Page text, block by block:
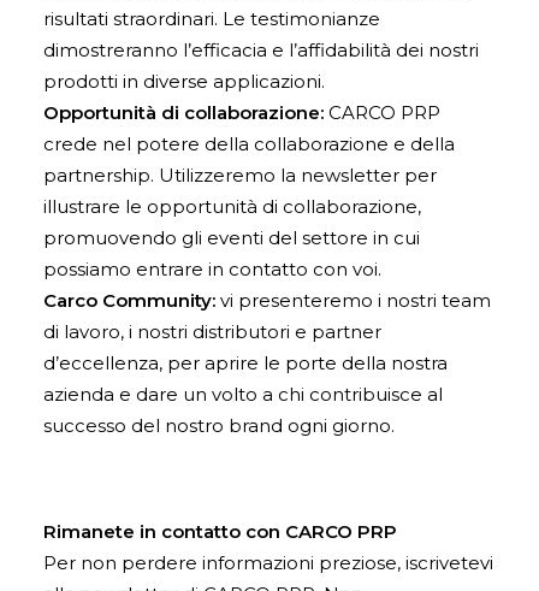
risultati straordinari. Le testimonianze
dimostreranno l’efficacia e l’affidabilità dei nostri
prodotti in diverse applicazioni.
Opportunità di collaborazione: CARCO PRP
crede nel potere della collaborazione e della
partnership. Utilizzeremo la newsletter per
illustrare le opportunità di collaborazione,
promuovendo gli eventi del settore in cui
possiamo entrare in contatto con voi.
Carco Community: vi presenteremo i nostri team
di lavoro, i nostri distributori e partner
d’eccellenza, per aprire le porte della nostra
azienda e dare un volto a chi contribuisce al
successo del nostro brand ogni giorno.
Rimanete in contatto con CARCO PRP
Per non perdere informazioni preziose, iscrivetevi